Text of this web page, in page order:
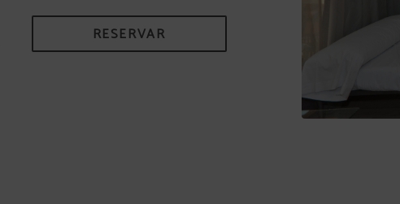
RESERVAR